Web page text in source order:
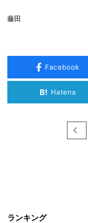
藤田
Facebook
B! Hatena
ランキング